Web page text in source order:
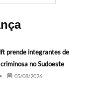
prende integrantes de
no Sudoeste
05/08/2026